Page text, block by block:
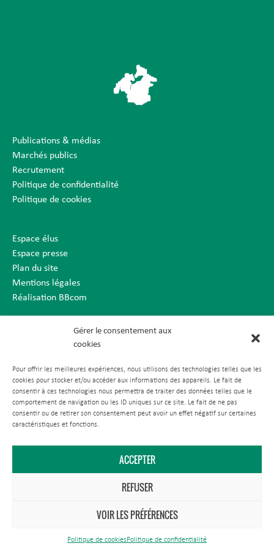
Gérer le consentement aux
cookies
Pour offrir les meilleures expériences, nous utilisons des technologies telles que les
cookies pour stocker et/ou accéder aux informations des appareils. Le fait de
consentir à ces technologies nous permettra de traiter des données telles que le
comportement de navigation ou les ID uniques sur ce site. Le fait de ne pas
consentir ou de retirer son consentement peut avoir un effet négatif sur certaines
caractéristiques et fonctions.
ACCEPTER
REFUSER
VOIR LES PRÉFÉRENCES
Politique de cookiesPolitique de confidentialité
Publications & médias
Marchés publics
Recrutement
Politique de confidentialité
Politique de cookies
Espace élus
Espace presse
Plan du site
Mentions légales
Réalisation BBcom